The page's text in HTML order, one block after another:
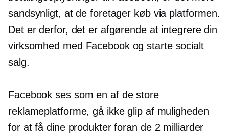
sandsynligt, at de foretager køb via platformen.
Det er derfor, det er afgørende at integrere din
virksomhed med Facebook og starte socialt
salg.
Facebook ses som en af ​​de store
reklameplatforme, gå ikke glip af muligheden
for at få dine produkter foran de 2 milliarder